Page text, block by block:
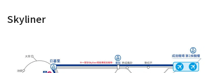
Skyliner